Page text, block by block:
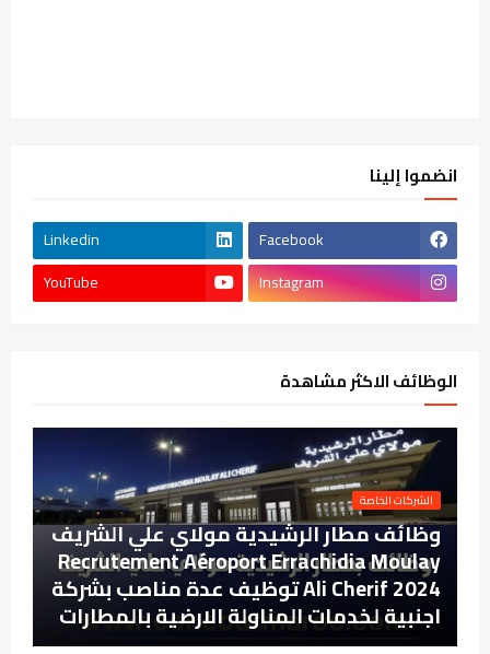
انضموا إلينا
Facebook
Linkedin
Instagram
YouTube
الوظائف الاكثر مشاهدة
الشركات الخاصة
وظائف مطار الرشيدية مولاي علي الشريف
Recrutement Aéroport Errachidia Moulay
Ali Cherif 2024 توظيف عدة مناصب بشركة
اجنبية لخدمات المناولة الارضية بالمطارات